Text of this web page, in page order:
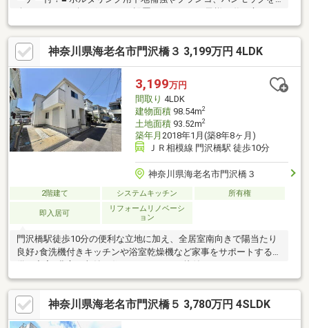
すぐります。※売買対象地の北側一部（地番：746番29【9.01
㎡】）について、高圧送電線の地役権設定があり、その部分につ
いては建築物等の建築は不可です。※敷地東南部に、コンパクト
カー等駐車可能です。（車種によります）※敷地内南東角に電柱
が存在しますが、現況渡しとなります。※南側私道持分92㎡の
1/9。なお、建築基準法外道路です。
神奈川県海老名市門沢橋３ 3,199万円 4LDK
3,199万円
間取り 4LDK
建物面積98.54m2
土地面積93.52m2
築年月 2018年1月(築8年8ヶ月)
ＪＲ相模線 門沢橋駅 徒歩10分
神奈川県海老名市門沢橋３
2階建て システムキッチン 所有権
即入居可
リフォームリノベーシ
ョン
門沢橋駅徒歩10分の便利な立地に加え、全居室南向きで陽当たり
良好♪食洗機付きキッチンや浴室乾燥機など家事をサポートする設
神奈川県海老名市門沢橋５ 3,780万円 4SLDK